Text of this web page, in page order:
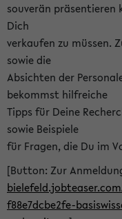
souverän präsentieren
Dich
verkaufen zu müssen.
sowie die
Absichten der
bekommst hilfreiche
Tipps für Deine
sowie Beispiele
für Fragen, die Du im
[Button: Zur
f88e7dcbe2fe-